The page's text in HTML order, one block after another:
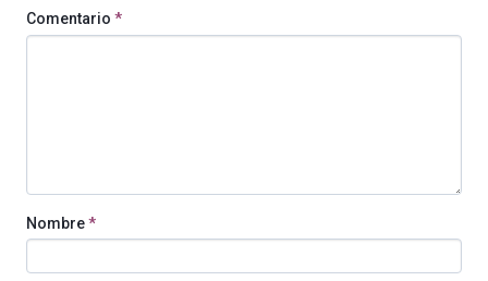
Comentario *
Nombre*